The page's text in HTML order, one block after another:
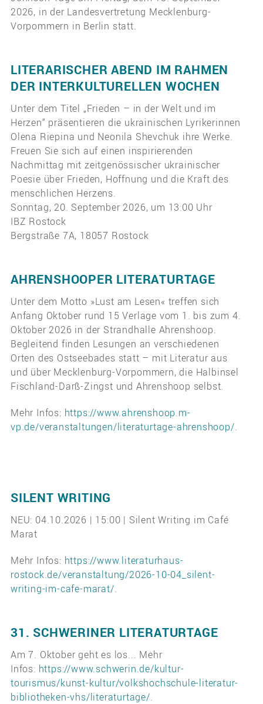
2026, in der Landesvertretung Mecklenburg-
Vorpommern in Berlin statt.
LITERARISCHER ABEND IM RAHMEN
DER INTERKULTURELLEN WOCHEN
Unter dem Titel „Frieden – in der Welt und im
Herzen“ präsentieren die ukrainischen Lyrikerinnen
Olena Riepina und Neonila Shevchuk ihre Werke.
Freuen Sie sich auf einen inspirierenden
Nachmittag mit zeitgenössischer ukrainischer
Poesie über Frieden, Hoffnung und die Kraft des
menschlichen Herzens.
Sonntag, 20. September 2026, um 13:00 Uhr
IBZ Rostock
Bergstraße 7A, 18057 Rostock
AHRENSHOOPER LITERATURTAGE
Unter dem Motto »Lust am Lesen« treffen sich
Anfang Oktober rund 15 Verlage vom 1. bis zum 4.
Oktober 2026 in der Strandhalle Ahrenshoop.
Begleitend finden Lesungen an verschiedenen
Orten des Ostseebades statt – mit Literatur aus
und über Mecklenburg-Vorpommern, die Halbinsel
Fischland-Darß-Zingst und Ahrenshoop selbst.
Mehr Infos: https://www.ahrenshoop.m-
vp.de/veranstaltungen/literaturtage-ahrenshoop/.
SILENT WRITING
NEU: 04.10.2026 | 15:00 | Silent Writing im Café
Marat
Mehr Infos: https://www.literaturhaus-
rostock.de/veranstaltung/2026-10-04_silent-
writing-im-cafe-marat/.
31. SCHWERINER LITERATURTAGE
Am 7. Oktober geht es los... Mehr
Infos: https://www.schwerin.de/kultur-
tourismus/kunst-kultur/volkshochschule-literatur-
bibliotheken-vhs/literaturtage/.